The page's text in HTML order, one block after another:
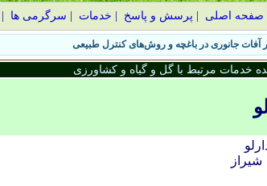
صفحه اصلی پرسش و پاسخ خدمات سرگرمی ها
خدمات مرتبط با گل و گیاه و کشاورزی
شيراز